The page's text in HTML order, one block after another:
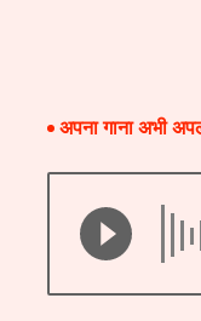
अपना गाना अभी